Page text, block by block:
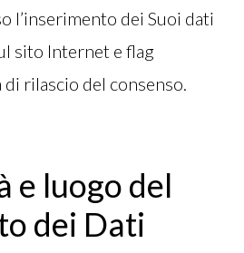
l’inserimento dei Suoi dati
sito Internet e flag
di rilascio del consenso.
e luogo del
dei Dati